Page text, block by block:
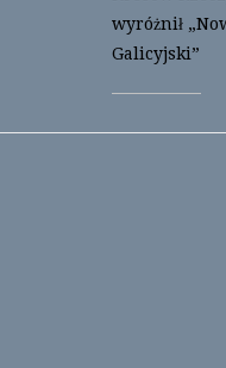
wyróżnił
Galicyjski”